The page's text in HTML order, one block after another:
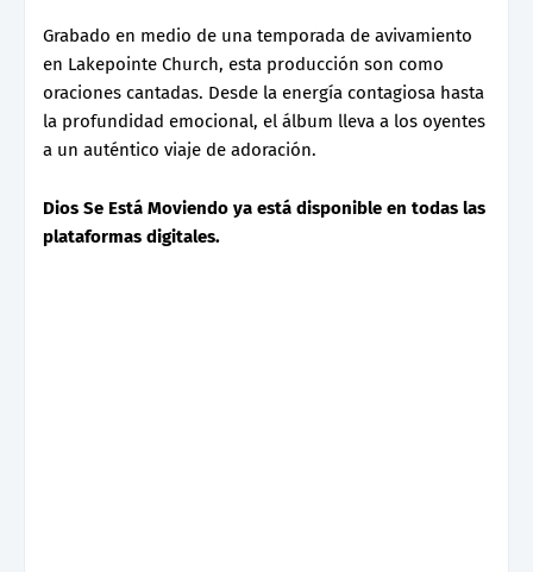
Grabado en medio de una temporada de avivamiento
en Lakepointe Church, esta producción son como
oraciones cantadas. Desde la energía contagiosa hasta
la profundidad emocional, el álbum lleva a los oyentes
a un auténtico viaje de adoración.
Dios Se Está Moviendo ya está disponible en todas las
plataformas digitales.